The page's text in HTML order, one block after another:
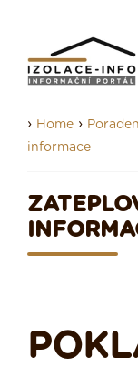
› Home ›
informace